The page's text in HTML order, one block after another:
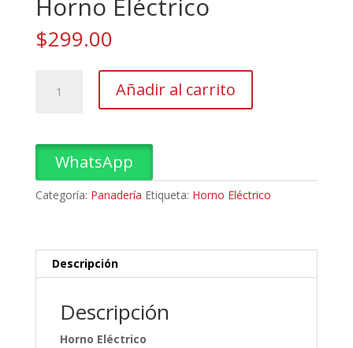
Horno Eléctrico
$299.00
Eléctrico
Añadir al carrito
WhatsApp
Categoría: Panadería Etiqueta: Horno Eléctrico
Descripción
Descripción
Horno Eléctrico